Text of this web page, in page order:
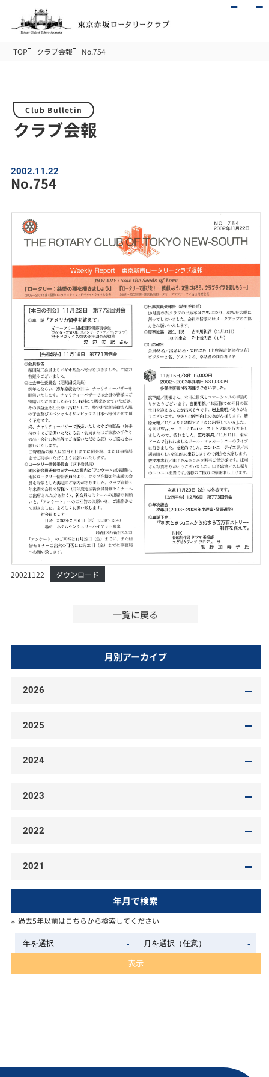
TOP クラブ会報 No.754
Club Bulletin
クラブ会報
2002.11.22
No.754
20021122 ダウンロード
一覧に戻る
月別アーカイブ
2026
2025
2024
2023
2022
2021
年月で検索
過去5年以前はこちらから検索してください
表示